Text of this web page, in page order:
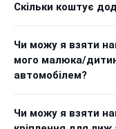
Скільки коштує
Чи можу я взяти
мого малюка/
автомобілем?
Чи можу я взяти